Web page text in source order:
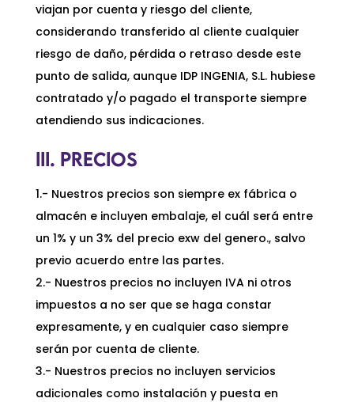
viajan por cuenta y riesgo del cliente,
considerando transferido al cliente cualquier
riesgo de daño, pérdida o retraso desde este
punto de salida, aunque IDP INGENIA, S.L. hubiese
contratado y/o pagado el transporte siempre
atendiendo sus indicaciones.
III. PRECIOS
1.- Nuestros precios son siempre ex fábrica o
almacén e incluyen embalaje, el cuál será entre
un 1% y un 3% del precio exw del genero., salvo
previo acuerdo entre las partes.
2.- Nuestros precios no incluyen IVA ni otros
impuestos a no ser que se haga constar
expresamente, y en cualquier caso siempre
serán por cuenta de cliente.
3.- Nuestros precios no incluyen servicios
adicionales como instalación y puesta en